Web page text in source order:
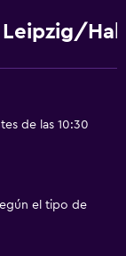
Leipzig/
de las 10:30
el tipo de